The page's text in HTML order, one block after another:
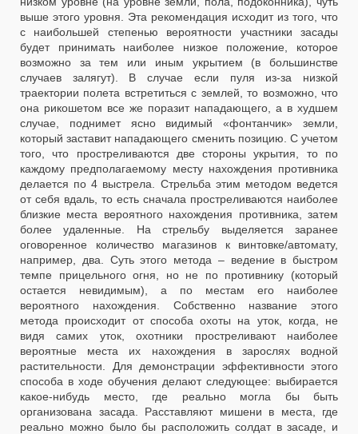
выше этого уровня. Эта рекомендация исходит из того, что
с наибольшей степенью вероятности участники засады
будет принимать наиболее низкое положение, которое
возможно за тем или иным укрытием (в большинстве
случаев залягут). В случае если пуля из-за низкой
траектории полета встретиться с землей, то возможно, что
она рикошетом все же поразит нападающего, а в худшем
случае, поднимет ясно видимый «фонтанчик» земли,
который заставит нападающего сменить позицию. С учетом
того, что простреливаются две стороны укрытия, то по
каждому предполагаемому месту нахождения противника
делается по 4 выстрела. Стрельба этим методом ведется
от себя вдаль, то есть сначала простреливаются наиболее
близкие места вероятного нахождения противника, затем
более удаленные. На стрельбу выделяется заранее
оговоренное количество магазинов к винтовке/автомату,
например, два. Суть этого метода – ведение в быстром
темпе прицельного огня, но не по противнику (который
остается невидимым), а по местам его наиболее
вероятного нахождения. Собственно название этого
метода происходит от способа охоты на уток, когда, не
видя самих уток, охотники простреливают наиболее
вероятные места их нахождения в зарослях водной
растительности. Для демонстрации эффективности этого
способа в ходе обучения делают следующее: выбирается
какое-нибудь место, где реально могла бы быть
организована засада. Расставляют мишени в места, где
реально можно было бы расположить солдат в засаде, и